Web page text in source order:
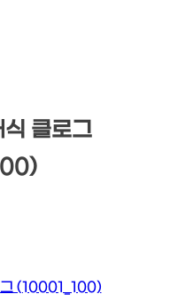
클로그